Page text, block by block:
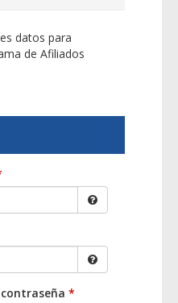
datos para
de Afiliados
*